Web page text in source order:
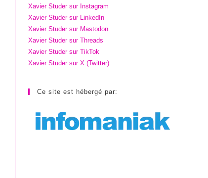
Xavier Studer sur Instagram
Xavier Studer sur LinkedIn
Xavier Studer sur Mastodon
Xavier Studer sur Threads
Xavier Studer sur TikTok
Xavier Studer sur X (Twitter)
Ce site est hébergé par: